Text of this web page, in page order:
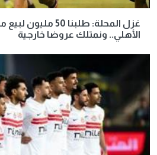
غزل المحلة: طلبنا 50
الأهلي.. ونمتلك عروضا خارجية